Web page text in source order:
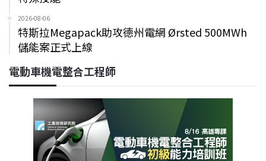
2026-08-06
特斯拉Megapack助攻德州電網 Ørsted 500MWh
儲能案正式上線
電動車機電整合工程師